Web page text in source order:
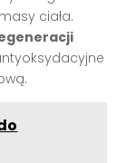
ciała.